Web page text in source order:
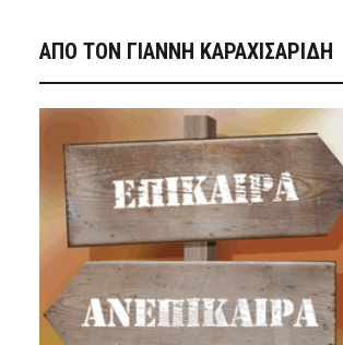
ΑΠΟ ΤΟΝ ΓΙΑΝΝΗ ΚΑΡΑΧΙΣΑΡΙΔΗ